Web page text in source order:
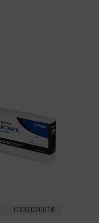
C33S020618